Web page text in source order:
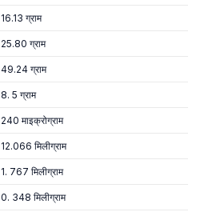
16.13 ग्राम
25.80 ग्राम
49.24 ग्राम
8. 5 ग्राम
240 माइक्रोग्राम
12.066 मिलीग्राम
1. 767 मिलीग्राम
0. 348 मिलीग्राम